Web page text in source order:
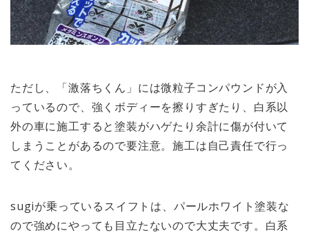
ただし、「激落ちくん」には微粒子コンパウンドが入
っているので、強くボディーを擦りすぎたり、白系以
外の車に施工すると塗装がハゲたり余計に傷が付いて
しまうことがあるので要注意。施工は自己責任で行っ
てください。
sugiが乗っているスイフトは、パールホワイト塗装な
ので強めにやっても目立たないので大丈夫です。白系